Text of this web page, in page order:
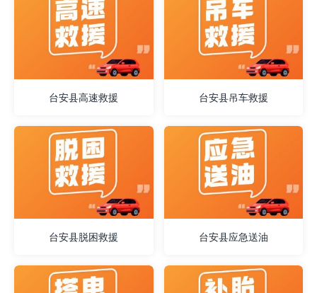
台安县高速救援 台安县吊车救援
台安县脱困救援 台安县应急送油